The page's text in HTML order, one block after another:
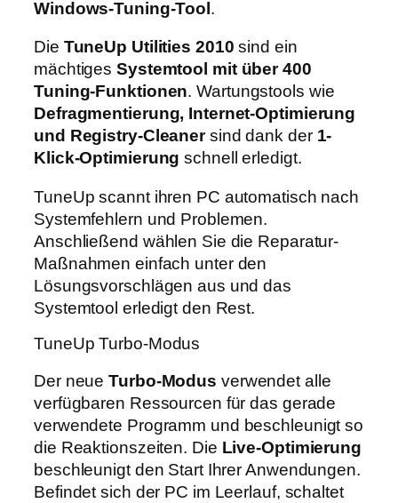
Windows-Tuning-Tool .
Die TuneUp Utilities 2010 sind ein
mächtigesSystemtool mit über 400
Tuning-Funktionen. Wartungstools wie
Defragmentierung, Internet-Optimierung
und Registry-Cleanersind dank der 1-
Klick-Optimierung schnell erledigt.
TuneUp scannt ihren PC automatisch nach
Systemfehlern und Problemen.
Anschließend wählen Sie die Reparatur-
Maßnahmen einfach unter den
Lösungsvorschlägen aus und das
Systemtool erledigt den Rest.
TuneUp Turbo-Modus
Der neueTurbo-Modus verwendet alle
verfügbaren Ressourcen für das gerade
verwendete Programm und beschleunigt so
die Reaktionszeiten. Die Live-Optimierung
beschleunigt den Start Ihrer Anwendungen.
Befindet sich der PC im Leerlauf, schaltet